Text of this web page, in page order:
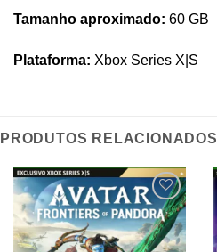
Tamanho aproximado: 60 GB
Plataforma: Xbox Series X|S
PRODUTOS RELACIONADOS